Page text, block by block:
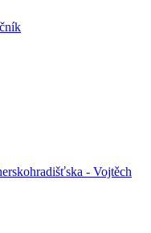
- Vojtěch